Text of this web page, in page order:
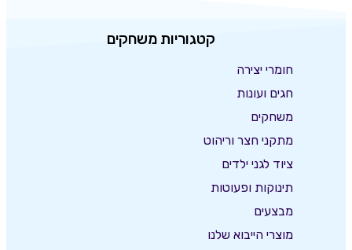
קטגוריות משחקים
חומרי יצירה
חגים ועונות
משחקים
מתקני חצר וריהוט
ציוד לגני ילדים
תינוקות ופעוטות
מבצעים
מוצרי הייבוא שלנו